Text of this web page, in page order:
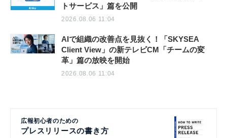
トサービス」篇を公開
2026.08.06 11:04
AIで組織の改善点を見抜く！「SKYSEA
Client View」の新テレビCM「チームの変
革」篇の放映を開始
2026.08.06 11:04
広報初心者のための
プレスリリースの書き方